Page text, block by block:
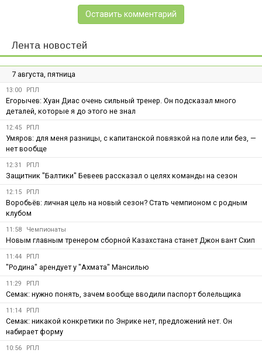
Оставить комментарий
Лента новостей
7 августа, пятница
13:00 РПЛ
Егорычев: Хуан Диас очень сильный тренер. Он подсказал много
деталей, которые я до этого не знал
12:45 РПЛ
Умяров: для меня разницы, с капитанской повязкой на поле или без, —
нет вообще
12:31 РПЛ
Защитник "Балтики" Бевеев рассказал о целях команды на сезон
12:15 РПЛ
Воробьёв: личная цель на новый сезон? Стать чемпионом с родным
клубом
11:58 Чемпионаты
Новым главным тренером сборной Казахстана станет Джон вант Схип
11:44 РПЛ
"Родина" арендует у "Ахмата" Мансилью
11:29 РПЛ
Семак: нужно понять, зачем вообще вводили паспорт болельщика
11:14 РПЛ
Семак: никакой конкретики по Энрике нет, предложений нет. Он
набирает форму
10:56 РПЛ